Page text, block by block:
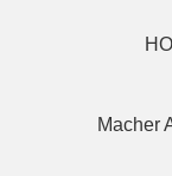
Macher